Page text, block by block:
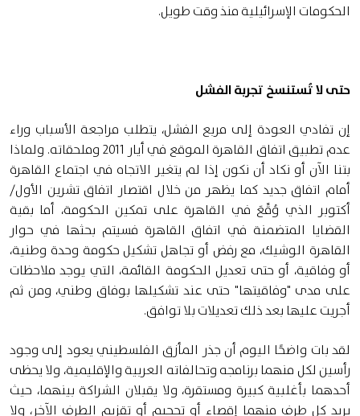
الحكومات الإسرائيلية منذ وقت طويل.
حتى لا تُستنسخ تجربة الفشل
إن تفادي العودة إلى مربع الفشل، يتطلب مراجعة الأسباب وراء
عدم تطبيق اتفاق القاهرة الموقع في أيار 2011 وملحقاته. ولماذا
بتنا الآن أو نكاد أن نكون إذا لم يتغير الاتجاه في اجتماع القاهرة
أمام اتفاق جديد كما يظهر من خلال اقتصار اتفاق تشرين الأول/
أكتوبر الذي وُقِّعَ في القاهرة على تمكين الحكومة، أما بقية
القضايا المتضمنة في اتفاق القاهرة فسيتم بحثها في حوار
القاهرة الوشيك، مع رفض أو تجاهل تشكيل حكومة وحدة وطنية،
أو وفاقية، أو حتى تعديل الحكومة القائمة، التي يوجد ملاحظات
على مدى "وفاقيتها" حتى عند تشكيلها بوفاق وطني، ومن ثم
أجريت عليها بعد ذلك تعديلات بلا توافق.
لقد بات واضحًا اليوم أن جذر المأزق الفلسطيني يعود إلى وجود
رأسين لكل منهما برنامجه وتحالفاته العربية والإقليمية، ولا يحظى
أحدهما بأغلبية كبيرة ومستقرة، ولا يقبلان الشراكة بينهما، حيث
يريد كل طرف منهما إقصاء أو تحجيم أو تقزيم الطرف الآخر، ولا